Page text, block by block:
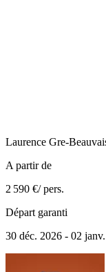
Laurence Gre-
A partir de
2 590 €/ pers.
Départ garanti
30 déc. 2026 - 02